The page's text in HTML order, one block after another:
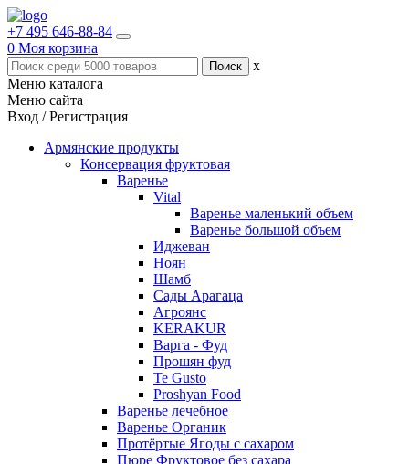
+7 495 646-88-84
0 Моя корзина
x
Меню каталога
Меню сайта
Вход / Регистрация
Армянские продукты
Консервация фруктовая
Варенье
Vital
Варенье маленький объем
Варенье большой объем
Иджеван
Ноян
Шамб
Сады Арагаца
Агроянс
KERAKUR
Варга - Фуд
Прошян фуд
Te Gusto
Proshyan Food
Варенье лечебное
Варенье Органик
Протёртые Ягоды с сахаром
Пюре Фруктовое без сахара